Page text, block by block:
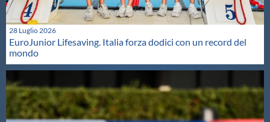
28 Luglio 2026
EuroJunior Lifesaving. Italia forza dodici con un record del
mondo